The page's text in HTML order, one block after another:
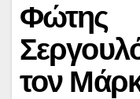
Φώτης
τον